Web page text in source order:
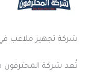
شركة تجهيز ملاعب
تُعد شركة المحترفون